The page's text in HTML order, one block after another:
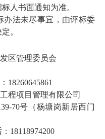
人书面通知为准。
办法未尽事宜，由评标委
定。
区管理委员会
18260645861
程项目管理有限公司
70号（杨塘岗新居西门
18118974200